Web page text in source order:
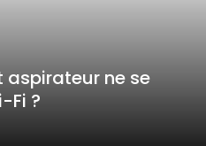
aspirateur ne se
Fi ?